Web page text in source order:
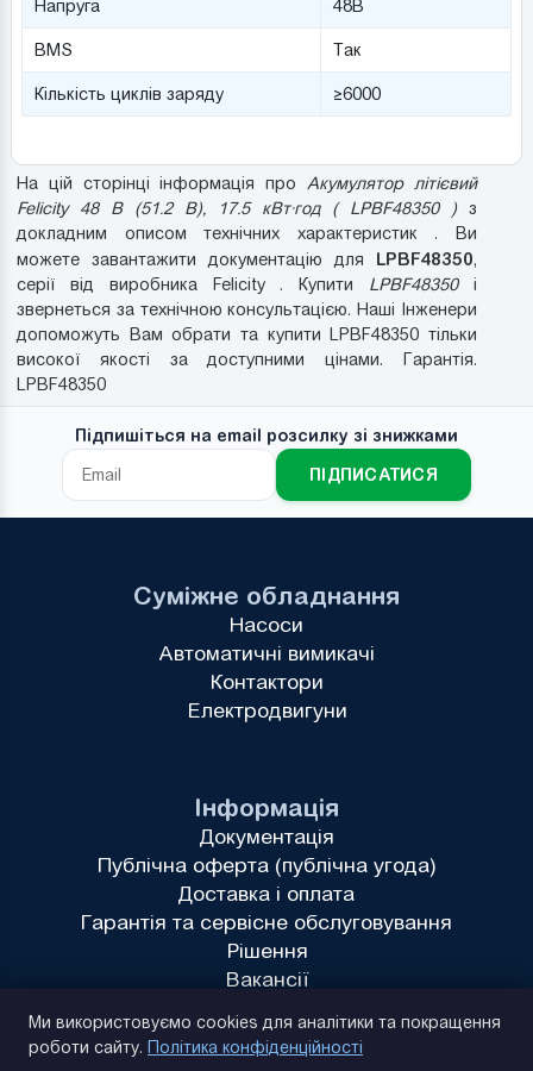
Напруга 48В
BMS Так
Кількість циклів заряду ≥6000
На цій сторінці інформація про Акумулятор літієвий
Felicity 48 В (51.2 В), 17.5 кВт·год ( LPBF48350 ) з
докладним описом технічних характеристик . Ви
можете завантажити документацію для LPBF48350,
серії від виробника Felicity . Купити LPBF48350і
звернеться за технічною консультацією. Наші Інженери
допоможуть Вам обрати та купити LPBF48350 тільки
високої якості за доступними цінами. Гарантія.
LPBF48350
Підпишіться на email розсилку зі знижками
ПІДПИСАТИСЯ
Інформація
Документація
Публічна оферта (публічна угода)
Доставка і оплата
Гарантія та сервісне обслуговування
Рішення
Вакансії
Суміжне обладнання
Насоси
Автоматичні вимикачі
Контактори
Електродвигуни
Ми використовуємо cookies для аналітики та покращення
роботи сайту. Політика конфіденційності